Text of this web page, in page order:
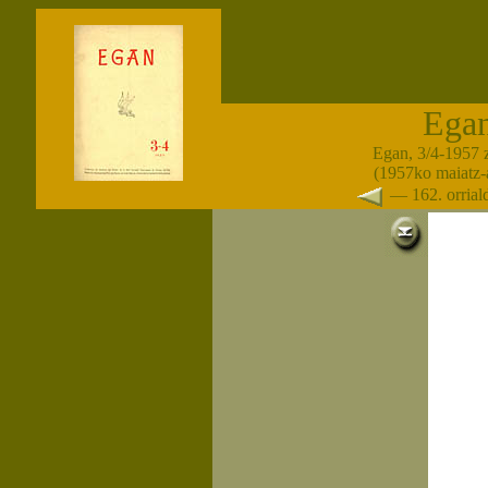
Egan, 3/4-1957
(1957ko
— 162.